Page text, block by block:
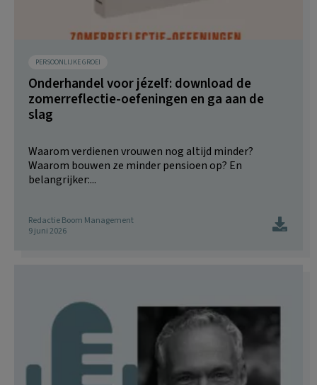
PERSOONLIJKE GROEI
Onderhandel voor jézelf: download de
zomerreflectie-oefeningen en ga aan de
slag
Waarom verdienen vrouwen nog altijd minder?
Waarom bouwen ze minder pensioen op? En
belangrijker:...
Redactie Boom Management
9 juni 2026